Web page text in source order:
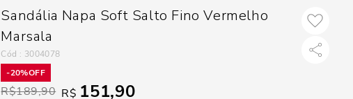
Sandália Napa Soft Salto Fino Vermelho
Marsala
: 3004078
20%
R$189,90 R$ 151,90